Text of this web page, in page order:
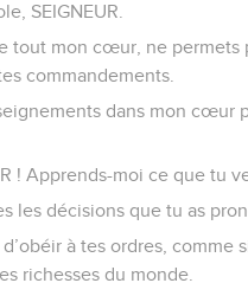
SEIGNEUR.
tout mon cœur, ne permets
commandements.
dans mon cœur
! Apprends-moi ce que tu
les décisions que tu as
à tes ordres, comme
richesses du monde.